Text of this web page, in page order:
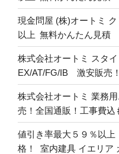
現金問屋 (株)オートミ
以上 無料かんたん見積
株式会社オートミ スタ
EX/AT/FG/IB 激安販売！
株式会社オートミ 業務
売！全国通販！工事費込
値引き率最大５９％以
格！ 室内建具 イエリア